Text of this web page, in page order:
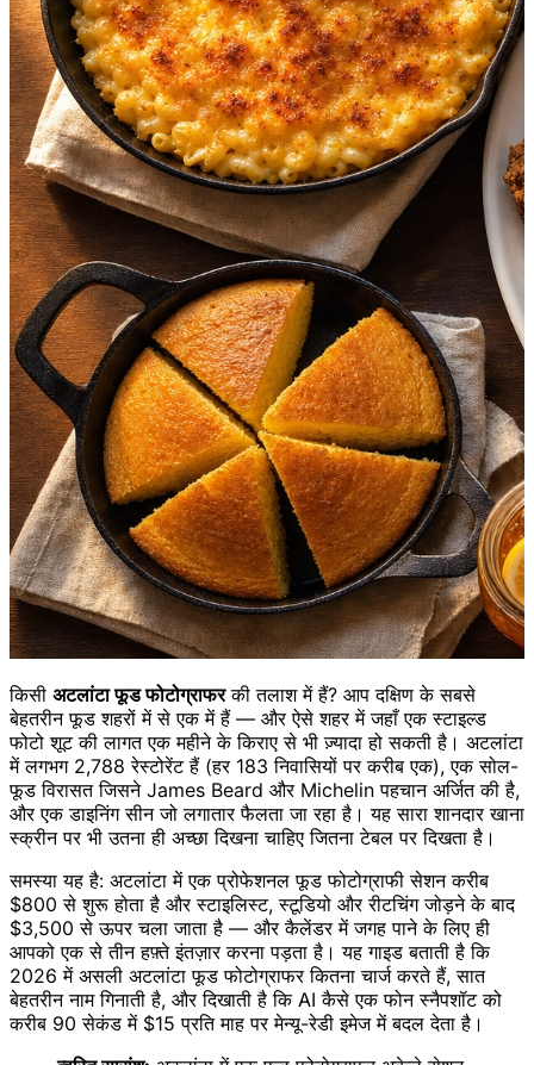
किसी अटलांटा फूड फोटोग्राफरकी तलाश में हैं? आप दक्षिण के सबसे
बेहतरीन फूड शहरों में से एक में हैं — और ऐसे शहर में जहाँ एक स्टाइल्ड
फोटो शूट की लागत एक महीने के किराए से भी ज़्यादा हो सकती है। अटलांटा
में लगभग 2,788 रेस्टोरेंट हैं (हर 183 निवासियों पर करीब एक), एक सोल-
फूड विरासत जिसने James Beard और Michelin पहचान अर्जित की है,
और एक डाइनिंग सीन जो लगातार फैलता जा रहा है। यह सारा शानदार खाना
स्क्रीन पर भी उतना ही अच्छा दिखना चाहिए जितना टेबल पर दिखता है।
समस्या यह है: अटलांटा में एक प्रोफेशनल फूड फोटोग्राफी सेशन करीब
$800 से शुरू होता है और स्टाइलिस्ट, स्टूडियो और रीटचिंग जोड़ने के बाद
$3,500 से ऊपर चला जाता है — और कैलेंडर में जगह पाने के लिए ही
आपको एक से तीन हफ़्ते इंतज़ार करना पड़ता है। यह गाइड बताती है कि
2026 में असली अटलांटा फूड फोटोग्राफर कितना चार्ज करते हैं, सात
बेहतरीन नाम गिनाती है, और दिखाती है कि AI कैसे एक फोन स्नैपशॉट को
करीब 90 सेकंड में $15 प्रति माह पर मेन्यू-रेडी इमेज में बदल देता है।